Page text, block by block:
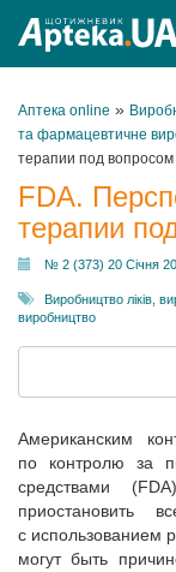
Аптека online »
та фармацевтичне
терапии под вопросом
FDA.
терапии
№ 2 (373) 20 Січня
Виробництво ліків,
виробництво
Американским
по контролю за
средствами
приостановить
с использованием
могут быть